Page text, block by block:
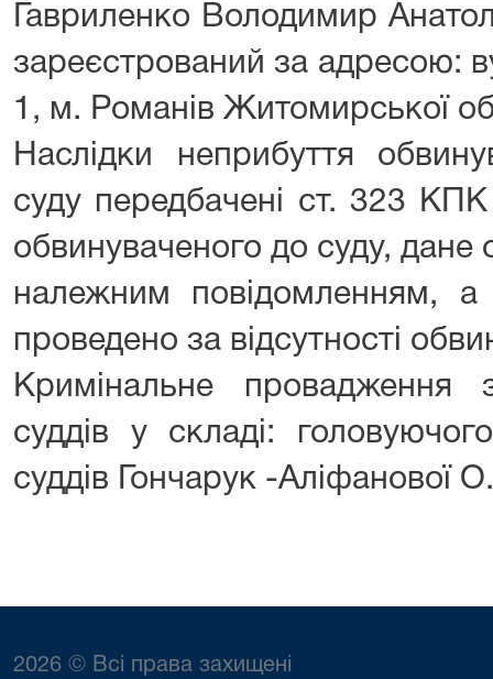
Гавриленко Володимир
зареєстрований за адресою:
1, м. Романів Житомирської
Наслідки неприбуття
суду передбачені ст. 323
обвинуваченого до суду,
належним повідомленням, а
проведено за відсутності
Кримінальне провадження
суддів у складі:
суддів Гончарук -
2026 © Всі права захищені